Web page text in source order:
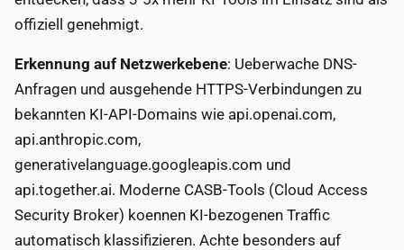
offiziell genehmigt.
Erkennung auf Netzwerkebene: Ueberwache DNS-
Anfragen und ausgehende HTTPS-Verbindungen zu
bekannten KI-API-Domains wie api.openai.com,
api.anthropic.com,
generativelanguage.googleapis.com und
api.together.ai. Moderne CASB-Tools (Cloud Access
Security Broker) koennen KI-bezogenen Traffic
automatisch klassifizieren. Achte besonders auf